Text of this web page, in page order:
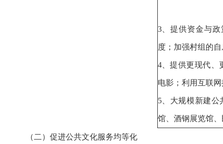
3、提供资金与
度；加强村组的
4、提供更现代、
电影；利用互联
5、大规模新建
馆、酒钢展览馆
（二）促进公共文化服务均等化